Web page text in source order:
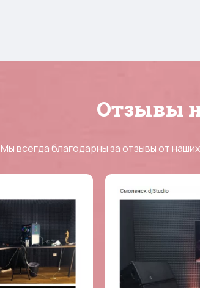
Отзывы
Мы всегда благодарны за отзывы от